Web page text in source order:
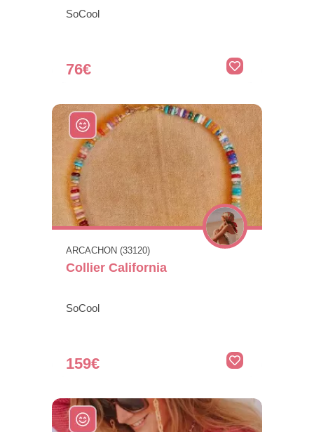
SoCool
76€
ARCACHON (33120)
Collier California
SoCool
159€